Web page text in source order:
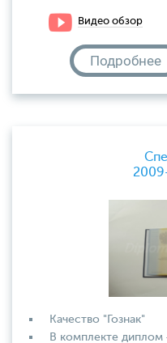
Видео обзор
Подробнее
Качество "Гознак"
В комплекте